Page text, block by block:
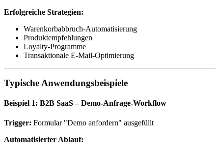
Erfolgreiche Strategien:
Warenkorbabbruch-Automatisierung
Produktempfehlungen
Loyalty-Programme
Transaktionale E-Mail-Optimierung
Typische Anwendungsbeispiele
Beispiel 1: B2B SaaS – Demo-Anfrage-Workflow
Trigger: Formular "Demo anfordern" ausgefüllt
Automatisierter Ablauf: